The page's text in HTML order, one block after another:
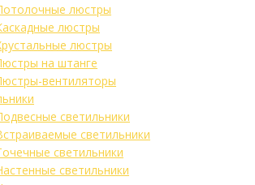
люстры
люстры
люстры
на штанге
вентиляторы
светильники
светильники
светильники
светильники